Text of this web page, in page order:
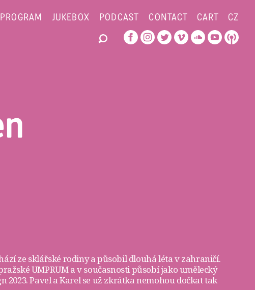
PROGRAM JUKEBOX PODCAST CONTACT CART CZ
ze sklářské rodiny a působil dlouhá léta v zahraničí.
UMPRUM a v současnosti působí jako umělecký
2023. Pavel a Karel se už zkrátka nemohou dočkat tak